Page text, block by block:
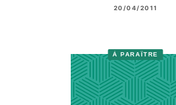
20/04/2011
À PARAÎTRE